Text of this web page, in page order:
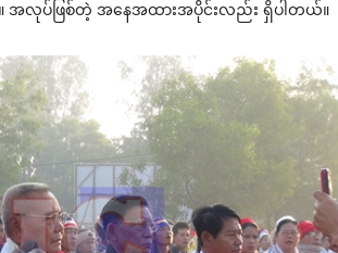
လုပ်ဖြစ်တဲ့ အ‌နေအထားအပိုင်းလည်း ရှိပါတယ်။